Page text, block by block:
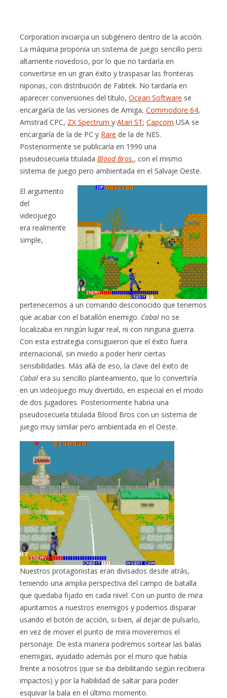
Corporation iniciarçia un subgénero dentro de la acción.
La máquina proponía un sistema de juego sencillo pero
altamente novedoso, por lo que no tardaría en
convertirse en un gran éxito y traspasar las fronteras
niponas, con distribución de Fabtek. No tardaría en
aparecer conversiones del título,Ocean Software se
encargaría de las versiones de Amiga,Commodore 64,
Amstrad CPC, ZX SpectrumyAtari ST;Capcom USA se
encargaría de la de PC y Rare de la de NES.
Posteriormente se publicaría en 1990 una
pseudosecuela tituladaBlood Bros., con el mismo
sistema de juego pero ambientada en el Salvaje Oeste.
El argumento
del
videojuego
era realmente
simple,
pertenecemos a un comando desconocido que tenemos
que acabar con el batallón enemigo. Cabal no se
localizaba en ningún lugar real, ni con ninguna guerra.
Con esta estrategia consiguieron que el éxito fuera
internacional, sin miedo a poder herir ciertas
sensibilidades. Más allá de eso, la clave del éxito de
Cabalera su sencillo planteamiento, que lo convertiría
en un videojuego muy divertido, en especial en el modo
de dos jugadores. Posteriormente habria una
pseudosecuela titulada Blood Bros con un sistema de
juego muy similar pero ambientada en el Oeste.
Nuestros protagonistas eran divisados desde atrás,
teniendo una amplia perspectiva del campo de batalla
que quedaba fijado en cada nivel. Con un punto de mira
apuntamos a nuestros enemigos y podemos disparar
usando el botón de acción, si bien, al dejar de pulsarlo,
en vez de mover el punto de mira moveremos el
personaje. De esta manera podremos sortear las balas
enemigas, ayudado además por el muro que había
frente a nosotros (que se iba debilitando según recibiera
impactos) y por la habilidad de saltar para poder
esquivar la bala en el último momento.